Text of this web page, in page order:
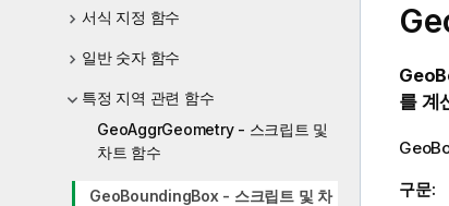
서식 지정 함수
일반 숫자 함수
특정 지역 관련 함수
GeoAggrGeometry - 스크립트 및
차트 함수
GeoBoundingBox - 스크립트 및 차
를 계
구문: